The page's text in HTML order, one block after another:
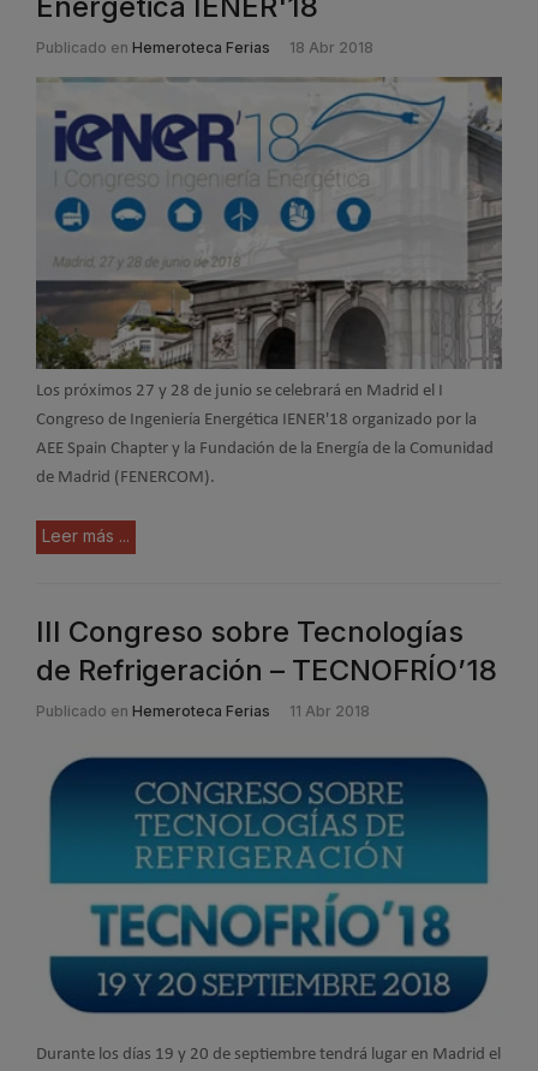
Publicado en Hemeroteca Ferias 18 Abr 2018
Los próximos 27 y 28 de junio se celebrará en Madrid el I
Congreso de Ingeniería Energética IENER'18 organizado por la
AEE Spain Chapter y la Fundación de la Energía de la Comunidad
de Madrid (FENERCOM).
Leer más ...
III Congreso sobre Tecnologías
de Refrigeración – TECNOFRÍO’18
Publicado en Hemeroteca Ferias 11 Abr 2018
Durante los días 19 y 20 de septiembre tendrá lugar en Madrid el